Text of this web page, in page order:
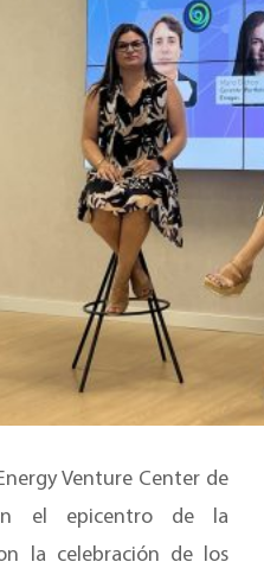
Venture Center de
el epicentro de la
la celebración de los